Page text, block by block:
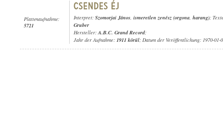
Plattenaufnahme:
5721
Interpret: Szomorjai János, ismeretlen zenész (orgona, harang);
Gruber
Hersteller:A.B.C. Grand Record;
Jahr der Aufnahme: 1911 körül; Datum der Veröffentlichung: 1970-01-